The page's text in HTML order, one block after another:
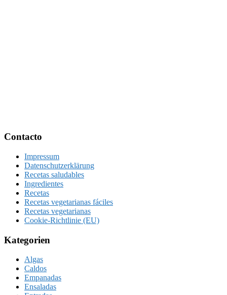
Footer
Contacto
Impressum
Datenschutzerklärung
Recetas saludables
Ingredientes
Recetas
Recetas vegetarianas fáciles
Recetas vegetarianas
Cookie-Richtlinie (EU)
Kategorien
Algas
Caldos
Empanadas
Ensaladas